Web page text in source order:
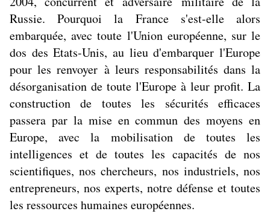
Russie. Pourquoi la France s'est-elle alors
embarquée, avec toute l'Union européenne, sur le
dos des Etats-Unis, au lieu d'embarquer l'Europe
pour les renvoyer à leurs responsabilités dans la
désorganisation de toute l'Europe à leur profit. La
construction de toutes les sécurités efficaces
passera par la mise en commun des moyens en
Europe, avec la mobilisation de toutes les
intelligences et de toutes les capacités de nos
scientifiques, nos chercheurs, nos industriels, nos
entrepreneurs, nos experts, notre défense et toutes
les ressources humaines européennes.